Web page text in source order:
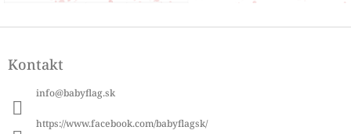
Z
pKontakt
info@babyflag.sk
https://www.facebook.com/babyflagsk/